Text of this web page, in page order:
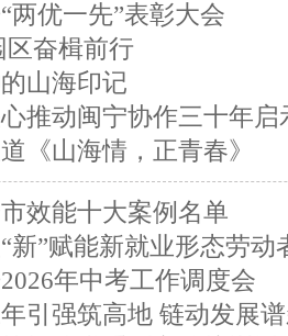
两优一先”表彰大会
区奋楫前行
山海印记
推动闽宁协作三十年启
《山海情，正青春》
效能十大案例名单
新”赋能新就业形态劳动
年中考工作调度会
引强筑高地 链动发展